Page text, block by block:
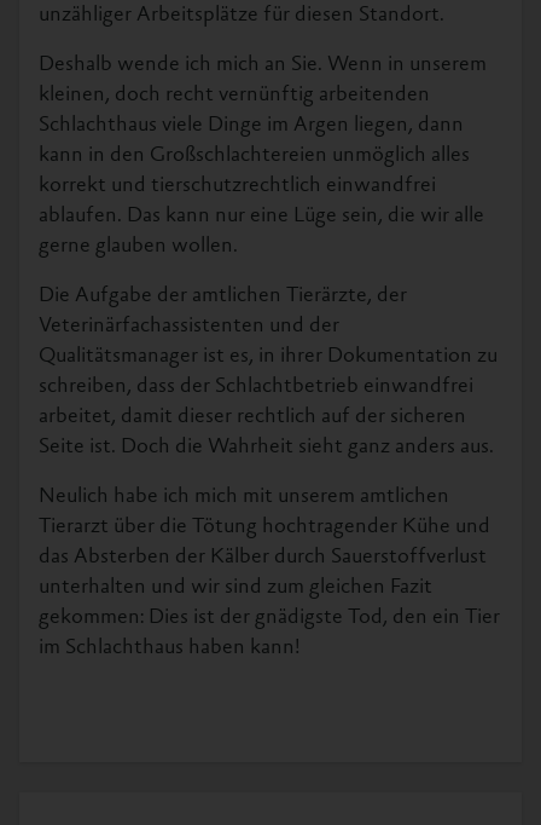
unzähliger Arbeitsplätze für diesen Standort.
Deshalb wende ich mich an Sie. Wenn in unserem
kleinen, doch recht vernünftig arbeitenden
Schlachthaus viele Dinge im Argen liegen, dann
kann in den Großschlachtereien unmöglich alles
korrekt und tierschutzrechtlich einwandfrei
ablaufen. Das kann nur eine Lüge sein, die wir alle
gerne glauben wollen.
Die Aufgabe der amtlichen Tierärzte, der
Veterinärfachassistenten und der
Qualitätsmanager ist es, in ihrer Dokumentation zu
schreiben, dass der Schlachtbetrieb einwandfrei
arbeitet, damit dieser rechtlich auf der sicheren
Seite ist. Doch die Wahrheit sieht ganz anders aus.
Neulich habe ich mich mit unserem amtlichen
Tierarzt über die Tötung hochtragender Kühe und
das Absterben der Kälber durch Sauerstoffverlust
unterhalten und wir sind zum gleichen Fazit
gekommen: Dies ist der gnädigste Tod, den ein Tier
im Schlachthaus haben kann!